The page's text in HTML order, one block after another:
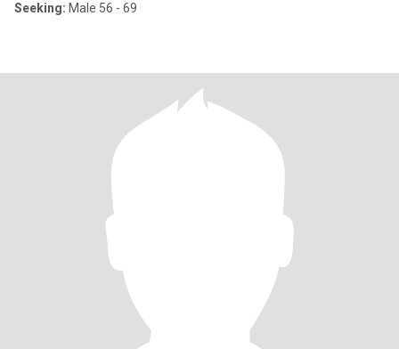
Seeking: Male 56 - 69